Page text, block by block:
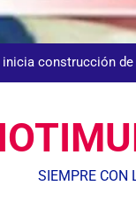
mantienen el
𝗝𝘂𝗮𝗻 𝗣𝗮𝗯𝗹𝗼
inicia construcción
inicia ofensiva
mantienen el
SIEMPRE CON